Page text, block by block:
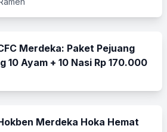
Merdeka: Paket Pejuang
10 Ayam + 10 Nasi Rp 170.000
Merdeka Hoka Hemat